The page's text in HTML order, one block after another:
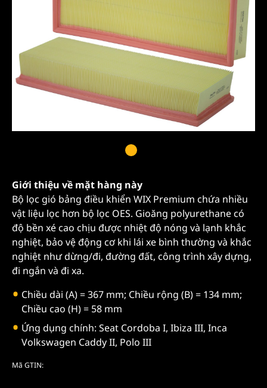
Giới thiệu về mặt hàng này
Bộ lọc gió bảng điều khiển WIX Premium chứa nhiều
vật liệu lọc hơn bộ lọc OES. Gioăng polyurethane có
độ bền xé cao chịu được nhiệt độ nóng và lạnh khắc
nghiệt, bảo vệ động cơ khi lái xe bình thường và khắc
nghiệt như dừng/đi, đường đất, công trình xây dựng,
đi ngắn và đi xa.
Chiều dài (A) = 367 mm; Chiều rộng (B) = 134 mm;
Chiều cao (H) = 58 mm
Ứng dụng chính: Seat Cordoba I, Ibiza III, Inca
Volkswagen Caddy II, Polo III
Mã GTIN: